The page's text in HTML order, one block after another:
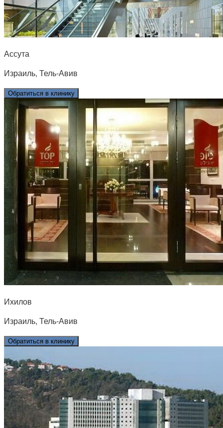
Ассута
Израиль, Тель-Авив
Обратиться в клинику
Ихилов
Израиль, Тель-Авив
Обратиться в клинику